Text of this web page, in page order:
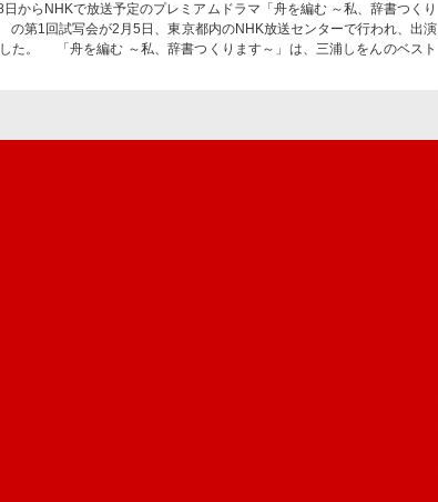
からNHKで放送予定のプレミアムドラマ「舟を編む ～私、辞書つくり
の第1回試写会が2月5日、東京都内のNHK放送センターで行われ、出演
た。 「舟を編む ～私、辞書つくります～」は、三浦しをんのベスト